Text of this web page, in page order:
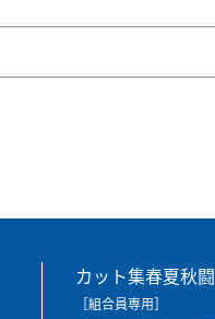
カット集春夏秋闘
［組合員専用］